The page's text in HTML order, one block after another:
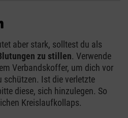
aber stark, solltest du als
zu stillen. Verwende
Verbandskoffer, um dich vor
schützen. Ist die verletzte
diese, sich hinzulegen. So
Kreislaufkollaps.